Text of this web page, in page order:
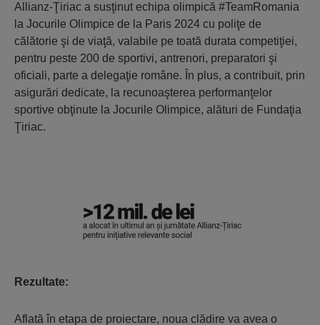
Allianz-Ţiriac a susţinut echipa olimpică #TeamRomania
la Jocurile Olimpice de la Paris 2024 cu poliţe de
călătorie şi de viaţă, valabile pe toată durata competiţiei,
pentru peste 200 de sportivi, antrenori, preparatori şi
oficiali, parte a delegaţie române. În plus, a contribuit, prin
asigurări dedicate, la recunoaşterea performanţelor
sportive obţinute la Jocurile Olimpice, alături de Fundaţia
Ţiriac.
Rezultate:
Aflată în etapa de proiectare, noua clădire va avea o